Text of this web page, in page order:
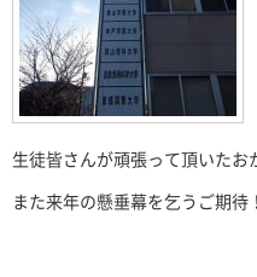
生徒皆さんが頑張って頂いたお
また来年の懸垂幕を乞うご期待！